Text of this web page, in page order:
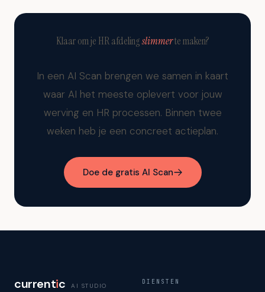
Klaar om je HR afdelingslimmerte maken?
In een AI Scan brengen we samen in kaart
waar AI het meeste oplevert voor jouw
werving en HR processen. Binnen twee
weken heb je een concreet actieplan.
Doe de gratis AI Scan
currentic AI STUDIO
DIENSTEN